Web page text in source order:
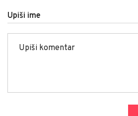
Upiši ime